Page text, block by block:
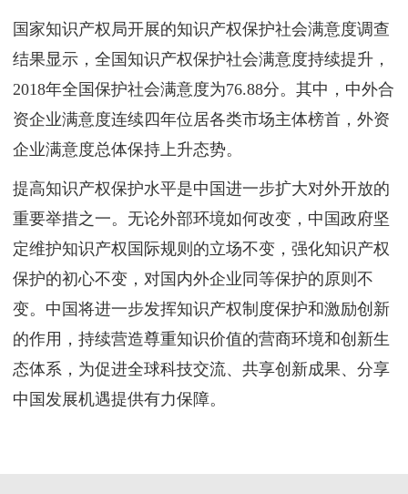
国家知识产权局开展的知识产权保护社会满意度调查
结果显示，全国知识产权保护社会满意度持续提升，
2018年全国保护社会满意度为76.88分。其中，中外合
资企业满意度连续四年位居各类市场主体榜首，外资
企业满意度总体保持上升态势。
提高知识产权保护水平是中国进一步扩大对外开放的
重要举措之一。无论外部环境如何改变，中国政府坚
定维护知识产权国际规则的立场不变，强化知识产权
保护的初心不变，对国内外企业同等保护的原则不
变。中国将进一步发挥知识产权制度保护和激励创新
的作用，持续营造尊重知识价值的营商环境和创新生
态体系，为促进全球科技交流、共享创新成果、分享
中国发展机遇提供有力保障。